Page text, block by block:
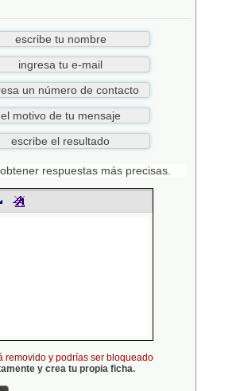
respuestas más precisas.
removido y podrías ser bloqueado
y crea tu propia ficha.